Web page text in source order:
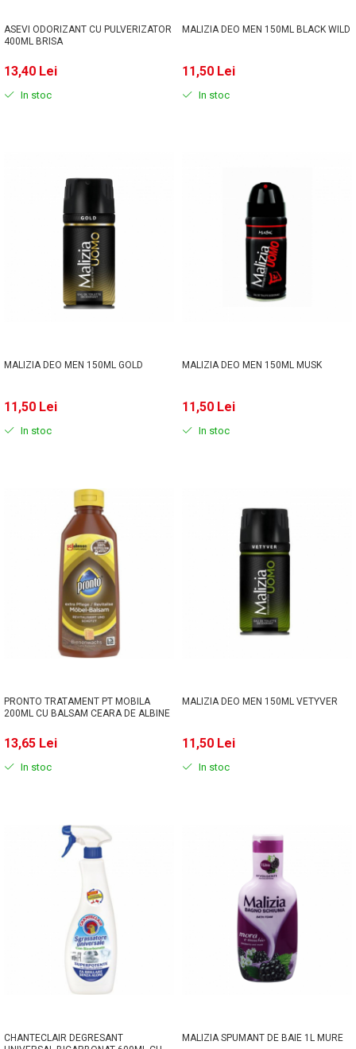
ASEVI ODORIZANT CU PULVERIZATOR
400ML BRISA
13,40 Lei
In stoc
MALIZIA DEO MEN 150ML BLACK WILD
11,50 Lei
In stoc
MALIZIA DEO MEN 150ML GOLD
11,50 Lei
In stoc
MALIZIA DEO MEN 150ML MUSK
11,50 Lei
In stoc
PRONTO TRATAMENT PT MOBILA
200ML CU BALSAM CEARA DE ALBINE
13,65 Lei
In stoc
MALIZIA DEO MEN 150ML VETYVER
11,50 Lei
In stoc
CHANTECLAIR DEGRESANT
MALIZIA SPUMANT DE BAIE 1L MURE